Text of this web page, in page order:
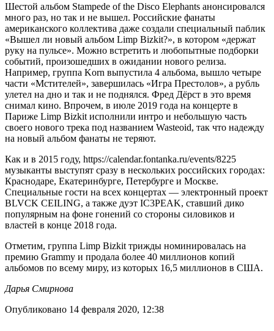
Шестой альбом Stampede of the Disco Elephants анонсировался
много раз, но так и не вышел. Российские фанаты
американского коллектива даже создали специальный паблик
«Вышел ли новый альбом Limp Bizkit?», в котором «держат
руку на пульсе». Можно встретить и любопытные подборки
событий, произошедших в ожидании нового релиза.
Например, группа Korn выпустила 4 альбома, вышло четыре
части «Мстителей», завершилась «Игра Престолов», а рубль
улетел на дно и так и не поднялся. Фред Дёрст в это время
снимал кино. Впрочем, в июле 2019 года на концерте в
Париже Limp Bizkit исполнили интро и небольшую часть
своего нового трека под названием Wasteoid, так что надежду
на новый альбом фанаты не теряют.
Как и в 2015 году, https://calendar.fontanka.ru/events/8225
музыканты выступят сразу в нескольких российских городах:
Краснодаре, Екатеринбурге, Петербурге и Москве.
Специальные гости на всех концертах — электронный проект
BLVCK CEILING, а также дуэт IC3PEAK, ставший дико
популярным на фоне гонений со стороны силовиков и
властей в конце 2018 года.
Отметим, группа Limp Bizkit трижды номинировалась на
премию Grammy и продала более 40 миллионов копий
альбомов по всему миру, из которых 16,5 миллионов в США.
Дарья Смирнова
Опубликовано 14 февраля 2020, 12:38